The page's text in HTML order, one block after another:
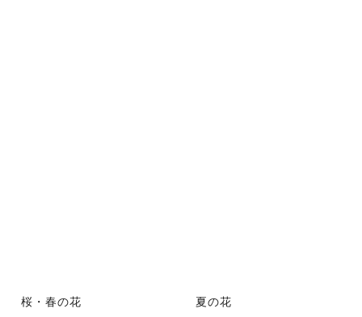
桜・春の花 夏の花